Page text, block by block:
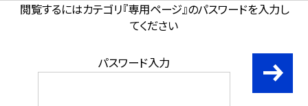
閲覧するにはカテゴリ『専用ページ』のパスワードを入力し
てください
パスワード入力